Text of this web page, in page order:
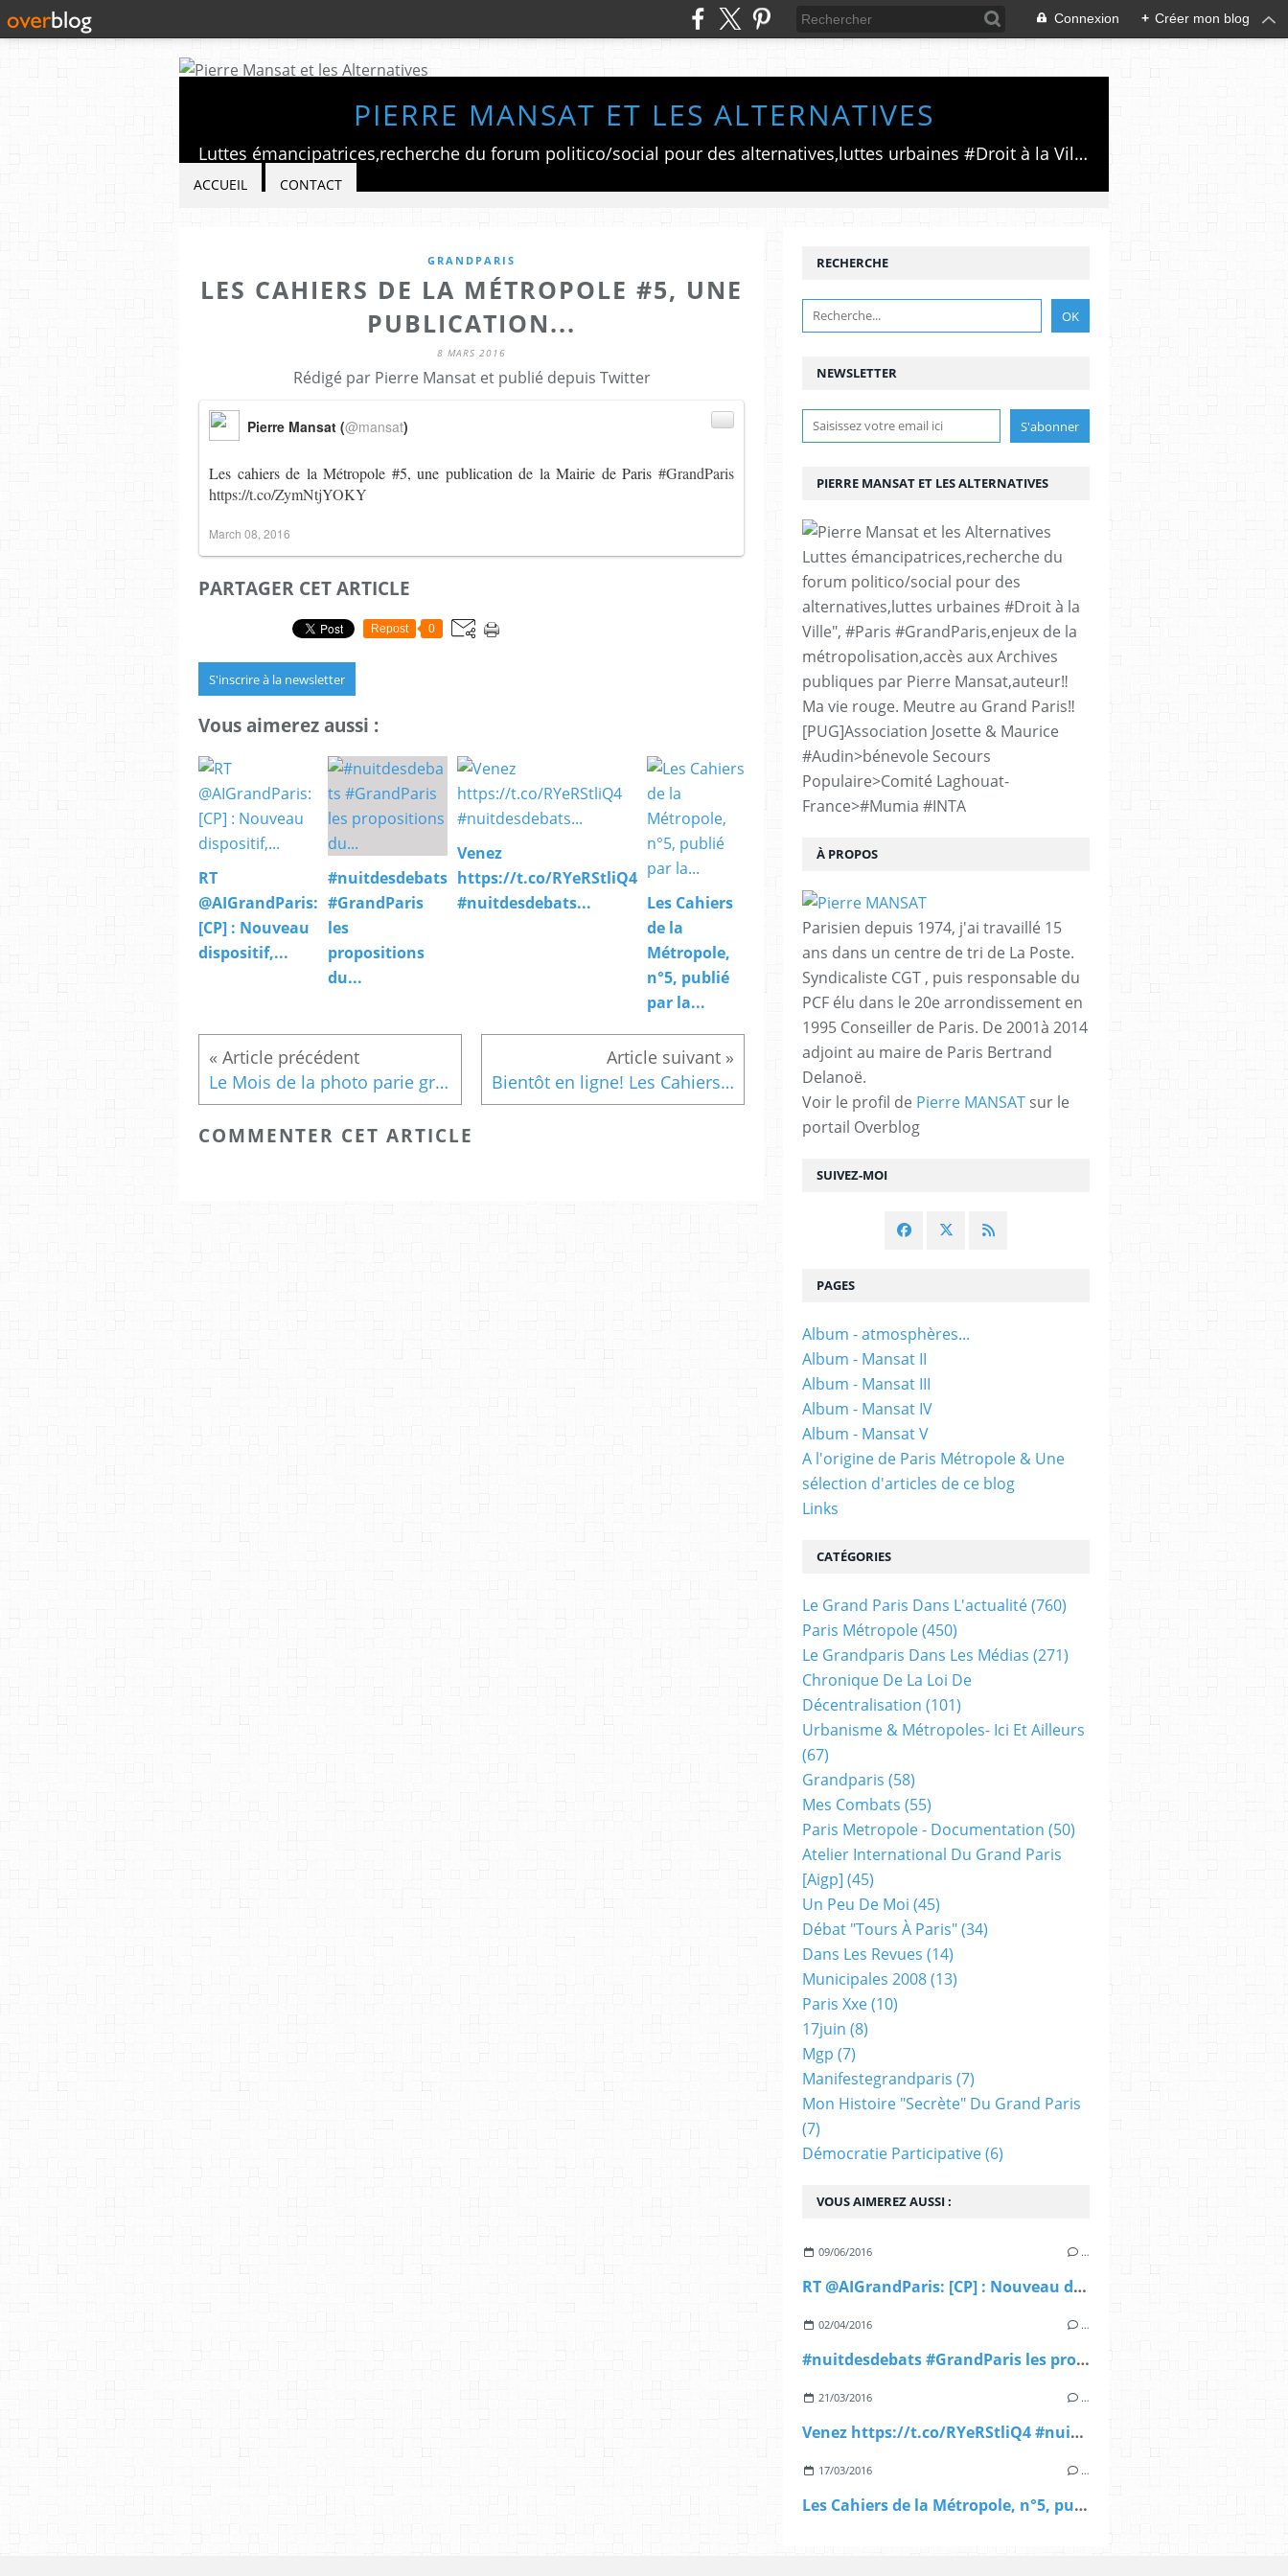
Connexion + Créer mon blog
PIERRE MANSAT ET LES ALTERNATIVES
Luttes émancipatrices,recherche du forum politico/social pour des alternatives,luttes urbaines #Droit à la Ville", #Paris #GrandParis,enjeux de la métropolisation,accès aux Archives publiques par Pierre Mansat,auteur‼️Ma vie rouge. Meutre au Grand Paris‼️[PUG]Association Josette & Maurice #Audin>bénevole Secours Populaire>Comité Laghouat-France>#Mumia #INTA
ACCUEIL CONTACT
GRANDPARIS
LES CAHIERS DE LA MÉTROPOLE #5, UNE
PUBLICATION...
8 MARS 2016
Rédigé par Pierre Mansat et publié depuis Twitter
Les cahiers de la Métropole #5, une publication de la Mairie de Paris #GrandParis
https://t.co/ZymNtjYOKY
Pierre Mansat (@mansat)
March 08, 2016
PARTAGER CET ARTICLE
Repost 0
S'inscrire à la newsletter
Vous aimerez aussi :
RT
@AIGrandParis:
[CP] : Nouveau
dispositif,...
#nuitdesdebats
#GrandParis
les
propositions
du...
Venez
https://t.co/RYeRStliQ4
#nuitdesdebats...
Les Cahiers
de la
Métropole,
n°5, publié
par la...
Le Mois de la photo parie grand... Bientôt en ligne! Les Cahiers de la Métropole...
COMMENTER CET ARTICLE
NEWSLETTER
SUIVEZ-MOI
RECHERCHE
PIERRE MANSAT ET LES ALTERNATIVES
Luttes émancipatrices,recherche du
forum politico/social pour des
alternatives,luttes urbaines #Droit à la
Ville", #Paris #GrandParis,enjeux de la
métropolisation,accès aux Archives
publiques par Pierre Mansat,auteur‼️
Ma vie rouge. Meutre au Grand Paris‼️
[PUG]Association Josette & Maurice
#Audin>bénevole Secours
Populaire>Comité Laghouat-
France>#Mumia #INTA
À PROPOS
Parisien depuis 1974, j'ai travaillé 15
ans dans un centre de tri de La Poste.
Syndicaliste CGT , puis responsable du
PCF élu dans le 20e arrondissement en
1995 Conseiller de Paris. De 2001à 2014
adjoint au maire de Paris Bertrand
Delanoë.
Voir le profil de Pierre MANSAT sur le
portail Overblog
VOUS AIMEREZ AUSSI :
09/06/2016 …
RT @AIGrandParis: [CP] : Nouveau dispositif,...
02/04/2016 …
#nuitdesdebats #GrandParis les propositions du...
21/03/2016 …
Venez https://t.co/RYeRStliQ4 #nuitdesdebats...
17/03/2016 …
Les Cahiers de la Métropole, n°5, publié par la...
PAGES
Album - atmosphères...
Album - Mansat II
Album - Mansat III
Album - Mansat IV
Album - Mansat V
A l'origine de Paris Métropole & Une
sélection d'articles de ce blog
Links
CATÉGORIES
Le Grand Paris Dans L'actualité(760)
Paris Métropole(450)
Le Grandparis Dans Les Médias (271)
Chronique De La Loi De
Décentralisation (101)
Urbanisme & Métropoles- Ici Et Ailleurs
(67)
Grandparis (58)
Mes Combats (55)
Paris Metropole - Documentation (50)
Atelier International Du Grand Paris
[aigp] (45)
Un Peu De Moi (45)
Débat "tours À Paris"(34)
Dans Les Revues (14)
Municipales 2008(13)
Paris Xxe(10)
17juin (8)
Mgp (7)
Manifestegrandparis (7)
Mon Histoire "secrète" Du Grand Paris
(7)
Démocratie Participative(6)